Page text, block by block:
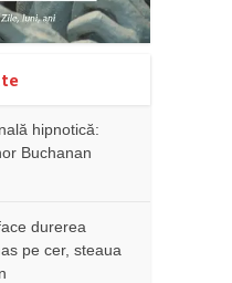
hipnotică:
Buchanan
durerea
pe cer, steaua